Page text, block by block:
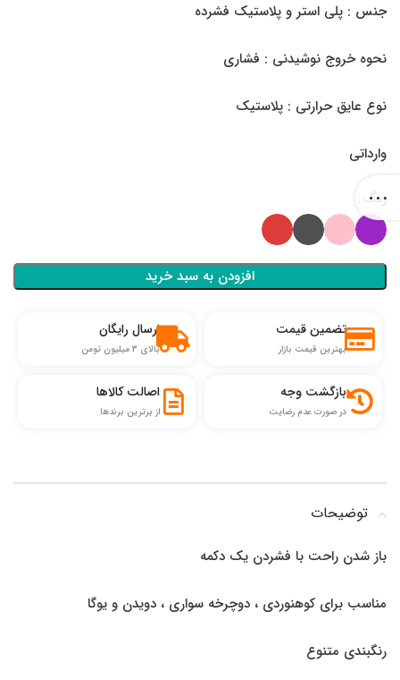
جنس : پلی استر و پلاستیک فشرده
نحوه خروج نوشیدنی : فشاری
نوع عایق حرارتی : پلاستیک
وارداتی
رنگ
افزودن به سبد خرید
تضمین قیمت
بهترین قیمت بازار
ارسال رایگان
بالای 3 میلیون تومن
بازگشت وجه
در صورت عدم رضایت
اصالت کالاها
از برترین برندها
توضیحات
باز شدن راحت با فشردن یک دکمه
مناسب برای کوهنوردی ، دوچرخه سواری ، دویدن و یوگا
رنگبندی متنوع